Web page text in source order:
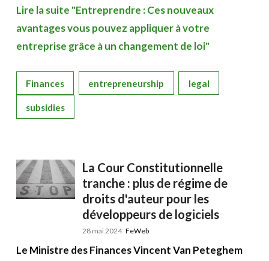
Lire la suite "Entreprendre : Ces nouveaux
avantages vous pouvez appliquer à votre
entreprise grâce à un changement de loi"
Finances entrepreneurship legal
subsidies
La Cour Constitutionnelle
tranche : plus de régime de
droits d'auteur pour les
développeurs de logiciels
28 mai 2024 FeWeb
Le Ministre des Finances Vincent Van Peteghem